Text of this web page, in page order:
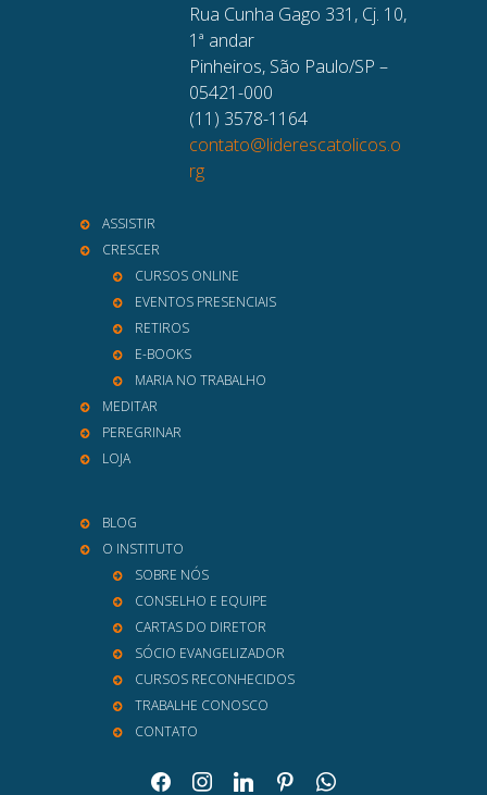
Rua Cunha Gago 331, Cj. 10,
1ª andar
Pinheiros, São Paulo/SP –
05421-000
(11) 3578-1164
contato@liderescatolicos.o
rg
ASSISTIR
CRESCER
CURSOS ONLINE
EVENTOS PRESENCIAIS
RETIROS
E-BOOKS
MARIA NO TRABALHO
MEDITAR
PEREGRINAR
LOJA
BLOG
O INSTITUTO
SOBRE NÓS
CONSELHO E EQUIPE
CARTAS DO DIRETOR
SÓCIO EVANGELIZADOR
CURSOS RECONHECIDOS
TRABALHE CONOSCO
CONTATO
facebookinstagramlinkedinpinterestwhatsapp